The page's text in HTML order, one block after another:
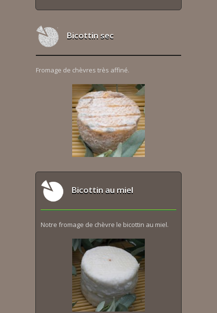
Bicottin sec
Fromage de chèvres très affiné.
Bicottin au miel
Notre fromage de chèvre le bicottin au miel.